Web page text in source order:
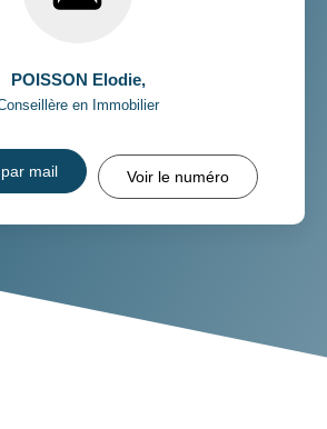
POISSON Elodie,
en Immobilier
mail Voir le numéro